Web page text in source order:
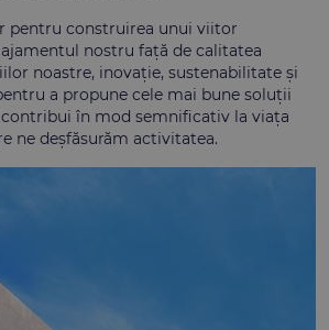
pentru construirea unui viitor
nostru față de calitatea
noastre, inovație, sustenabilitate și
a propune cele mai bune soluții
în mod semnificativ la viața
ne deșfăsurăm activitatea.